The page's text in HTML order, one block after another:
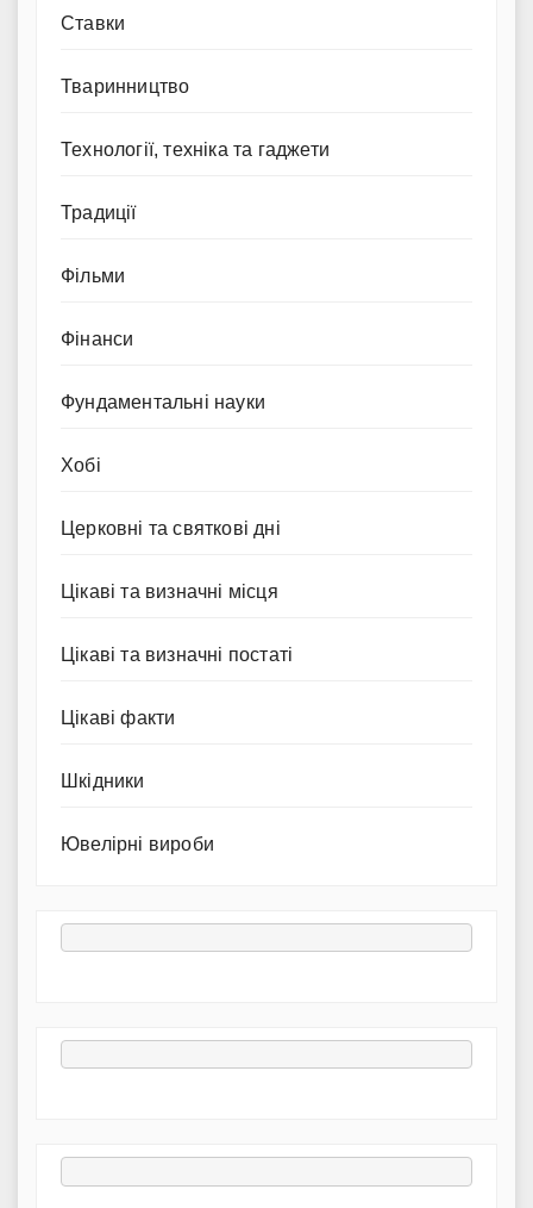
Ставки
Тваринництво
Технології, техніка та гаджети
Традиції
Фільми
Фінанси
Фундаментальні науки
Хобі
Церковні та святкові дні
Цікаві та визначні місця
Цікаві та визначні постаті
Цікаві факти
Шкідники
Ювелірні вироби